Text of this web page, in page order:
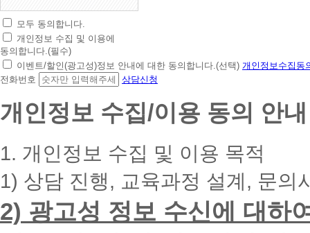
초
간
편
상
담
청
대
폰
입
력
모두 동의합니다.
개인정보 수집 및 이용에
동의합니다.(필수)
이벤트/할인(광고성)정보 안내에 대한 동의합니다.(선택) 개인정보수집동
전화번호
상담신청
개인정보 수집/이용 동의 안내
1. 개인정보 수집 및 이용 목적
1) 상담 진행, 교육과정 설계, 문의
2) 광고성 정보 수신에 대하